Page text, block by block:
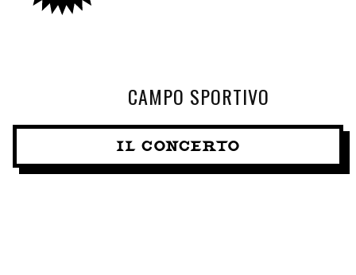
CAMPO SPORTIVO
IL CONCERTO